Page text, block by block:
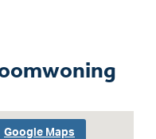
Google Maps